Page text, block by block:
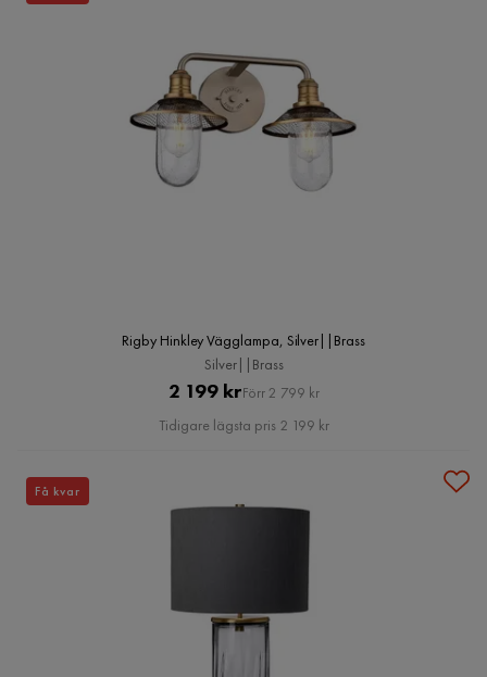
Rigby Hinkley Vägglampa, Silver||Brass
Silver||Brass
Pris
2 199 krOriginal
Pris
Förr 2 799 kr
Tidigare lägsta pris 2 199 kr
Få kvar